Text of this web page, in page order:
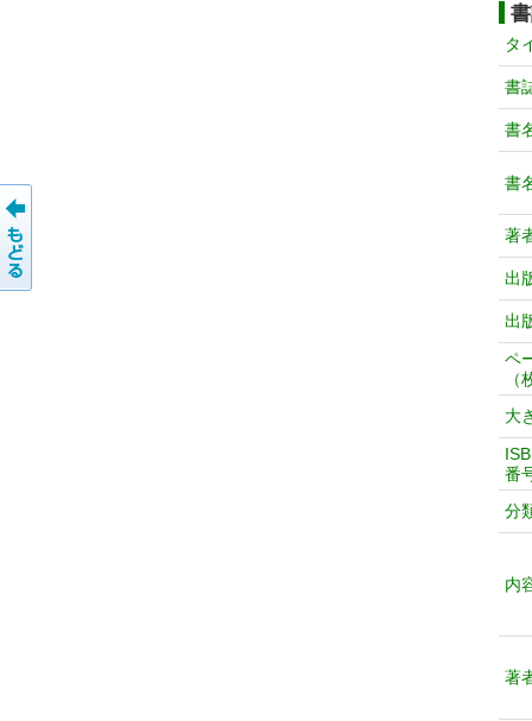
タ
書
書
書
著
出
出
（
大
番
分
内
著